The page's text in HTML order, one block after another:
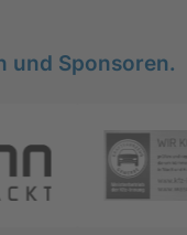
und Sponsoren.